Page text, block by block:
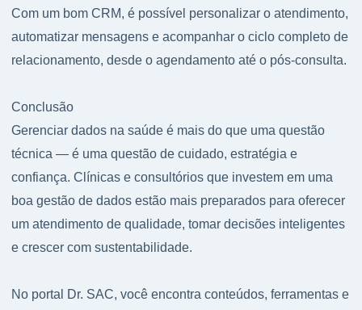
Com um bom CRM, é possível personalizar o atendimento,
automatizar mensagens e acompanhar o ciclo completo de
relacionamento, desde o agendamento até o pós-consulta.
Conclusão
Gerenciar dados na saúde é mais do que uma questão
técnica — é uma questão de cuidado, estratégia e
confiança. Clínicas e consultórios que investem em uma
boa gestão de dados estão mais preparados para oferecer
um atendimento de qualidade, tomar decisões inteligentes
e crescer com sustentabilidade.
No portal Dr. SAC, você encontra conteúdos, ferramentas e